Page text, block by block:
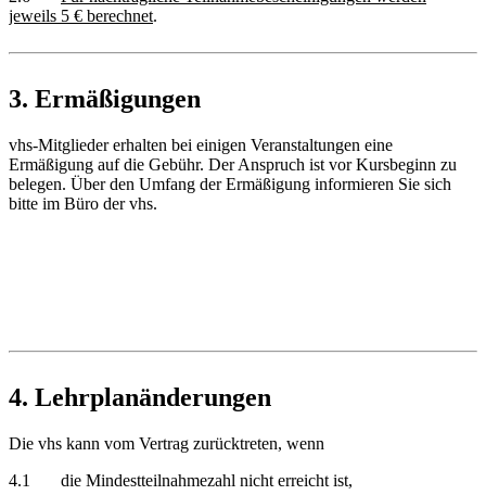
jeweils 5 € berechnet.
3. Ermäßigungen
vhs-Mitglieder erhalten bei einigen Veranstaltungen eine
Ermäßigung auf die Gebühr. Der Anspruch ist vor Kursbeginn zu
belegen. Über den Umfang der Ermäßigung informieren Sie sich
bitte im Büro der vhs.
4. Lehrplanänderungen
Die vhs kann vom Vertrag zurücktreten, wenn
4.1 die Mindestteilnahmezahl nicht erreicht ist,